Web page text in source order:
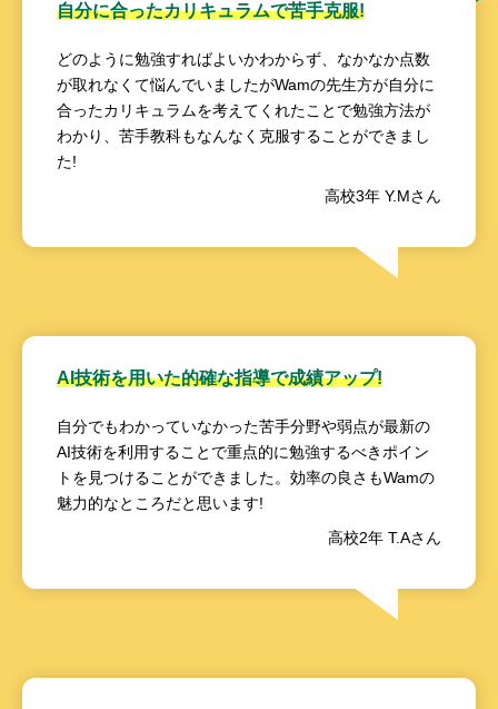
自分に合ったカリキュラムで苦手克服!
どのように勉強すればよいかわからず、なかなか点数
が取れなくて悩んでいましたがWamの先生方が自分に
合ったカリキュラムを考えてくれたことで勉強方法が
わかり、苦手教科もなんなく克服することができまし
た!
高校3年 Y.Mさん
AI技術を用いた的確な指導で成績アップ!
自分でもわかっていなかった苦手分野や弱点が最新の
AI技術を利用することで重点的に勉強するべきポイン
トを見つけることができました。効率の良さもWamの
魅力的なところだと思います!
高校2年 T.Aさん